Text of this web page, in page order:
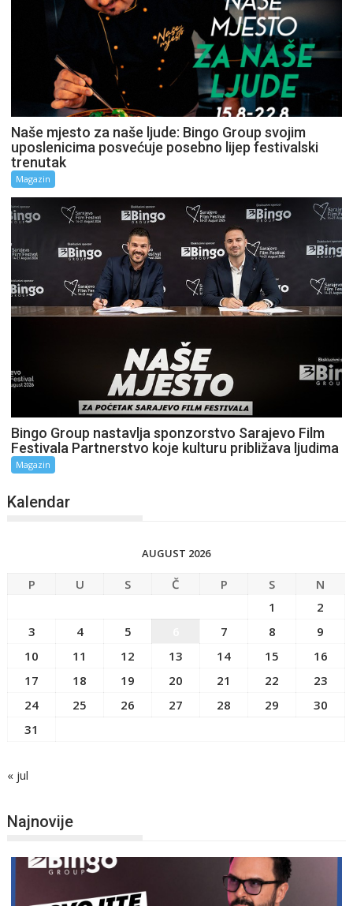
Naše mjesto za naše ljude: Bingo Group svojim
uposlenicima posvećuje posebno lijep festivalski
trenutak
Magazin
Bingo Group nastavlja sponzorstvo Sarajevo Film
Festivala Partnerstvo koje kulturu približava ljudima
Magazin
Kalendar
AUGUST 2026
P U S Č P S
N
1
2
3
4 5 7 8
9
10
11 12 13 14 15
16
17
18 19 20 21 22
23
24
25 26 27 28 29
30
31
« jul
Najnovije